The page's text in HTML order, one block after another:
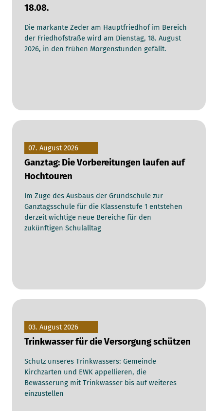
18.08.
Die markante Zeder am Hauptfriedhof im Bereich
der Friedhofstraße wird am Dienstag, 18. August
2026, in den frühen Morgenstunden gefällt.
07. August 2026
Ganztag: Die Vorbereitungen laufen auf
Hochtouren
Im Zuge des Ausbaus der Grundschule zur
Ganztagsschule für die Klassenstufe 1 entstehen
derzeit wichtige neue Bereiche für den
zukünftigen Schulalltag
03. August 2026
Trinkwasser für die Versorgung schützen
Schutz unseres Trinkwassers: Gemeinde
Kirchzarten und EWK appellieren, die
Bewässerung mit Trinkwasser bis auf weiteres
einzustellen